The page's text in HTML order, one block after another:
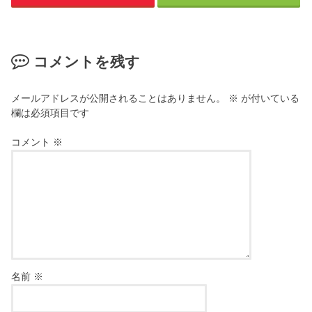
コメントを残す
メールアドレスが公開されることはありません。 ※ が付いている
欄は必須項目です
コメント ※
名前 ※